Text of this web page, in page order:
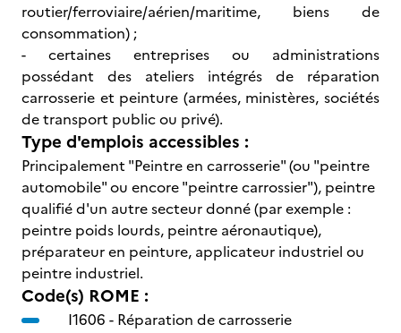
routier/ferroviaire/aérien/maritime, biens de
consommation) ;
- certaines entreprises ou administrations
possédant des ateliers intégrés de réparation
carrosserie et peinture (armées, ministères, sociétés
de transport public ou privé).
Type d'emplois accessibles :
Principalement "Peintre en carrosserie" (ou "peintre
automobile" ou encore "peintre carrossier"), peintre
qualifié d'un autre secteur donné (par exemple :
peintre poids lourds, peintre aéronautique),
préparateur en peinture, applicateur industriel ou
peintre industriel.
Code(s) ROME :
I1606 - Réparation de carrosserie